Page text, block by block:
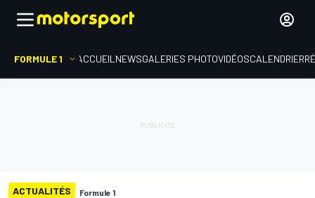
FORMULE 1 ACCUEIL NEWSGALERIES PHOTOVIDÉOSCALENDRIER
ACTUALITÉS Formule 1